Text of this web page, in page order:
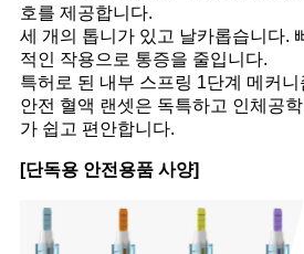
호를 제공합니다.
세 개의 톱니가 있고 날카롭습니다.
적인 작용으로 통증을 줄입니다.
특허로 된 내부 스프링 1단계 메커니
안전 혈액 랜셋은 독특하고 인체공
가 쉽고 편안합니다.
[단독용 안전용품 사양]